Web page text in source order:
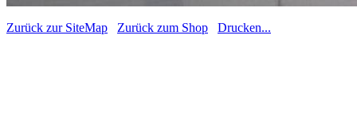
Zurück zur SiteMap Zurück zum Shop Drucken...